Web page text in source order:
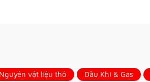
vật liệu thô Dầu Khí & Gas